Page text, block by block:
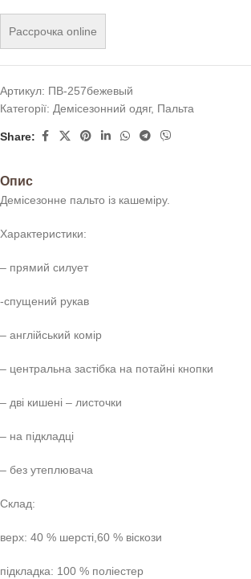
Рассрочка online
Артикул: ПВ-257бежевый
Категорії: Демісезонний одяг, Пальта
Share:
Опис
Демісезонне пальто із кашеміру.
Характеристики:
– прямий силует
-спущений рукав
– англійський комір
– центральна застібка на потайні кнопки
– дві кишені – листочки
– на підкладці
– без утеплювача
Склад:
верх: 40 % шерсті,60 % віскози
підкладка: 100 % поліестер